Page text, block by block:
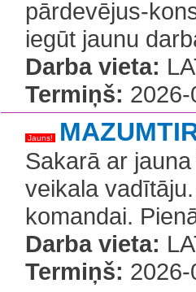
pārdevējus-
iegūt jaunu
Darba vieta:
Termiņš:
Jauns!
Sakarā ar
veikala
komandai.
Darba vieta:
Termiņš: